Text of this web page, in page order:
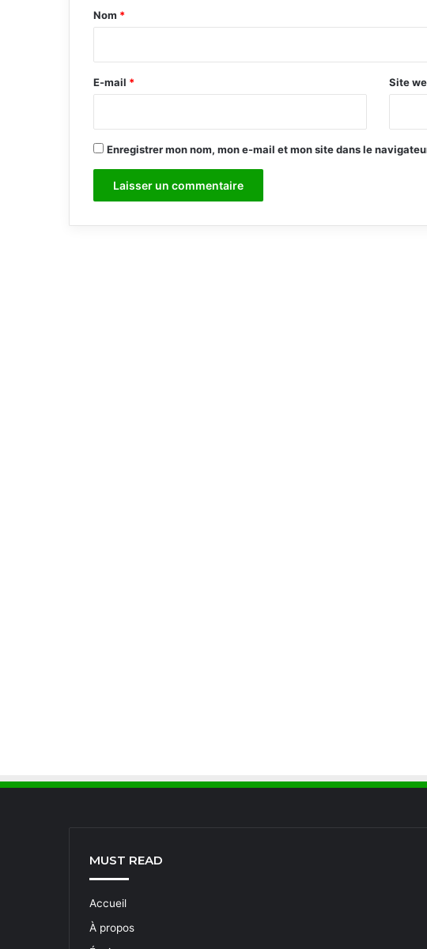
a
e
Nom *
E-mail * Site
Enregistrer mon nom, mon e-mail et mon site dans le
MUST READ
Accueil
À propos